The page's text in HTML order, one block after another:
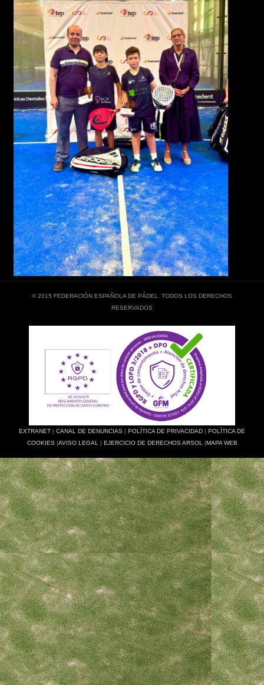
© 2015 FEDERACIÓN ESPAÑOLA DE PÁDEL. TODOS LOS DERECHOS
RESERVADOS
EXTRANET | CANAL DE DENUNCIAS | POLÍTICA DE PRIVACIDAD | POLÍTICA DE
COOKIES|AVISO LEGAL | EJERCICIO DE DERECHOS ARSOL |MAPA WEB